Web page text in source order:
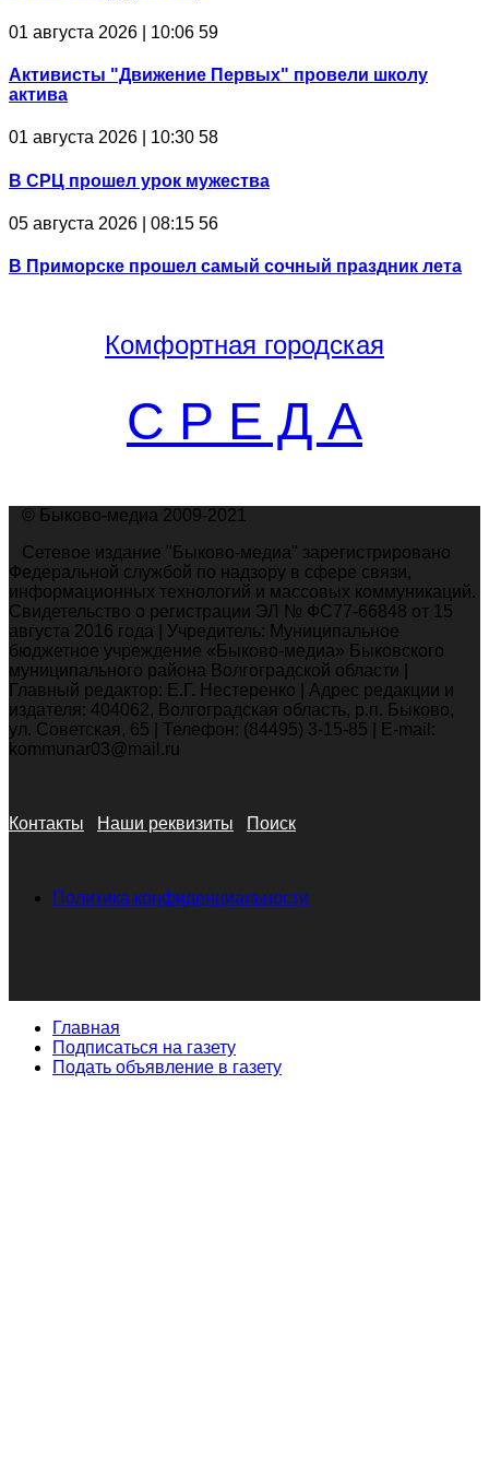
01 августа 2026 | 10:06 59
Активисты "Движение Первых" провели школу
актива
01 августа 2026 | 10:30 58
В СРЦ прошел урок мужества
05 августа 2026 | 08:15 56
В Приморске прошел самый сочный праздник лета
Комфортная городская
С Р Е Д А
© Быково-медиа 2009-2021
Сетевое издание "Быково-медиа" зарегистрировано
Федеральной службой по надзору в сфере связи,
информационных технологий и массовых коммуникаций.
Свидетельство о регистрации ЭЛ № ФС77-66848 от 15
августа 2016 года | Учредитель: Муниципальное
бюджетное учреждение «Быково-медиа» Быковского
муниципального района Волгоградской области |
Главный редактор: Е.Г. Нестеренко | Адрес редакции и
издателя: 404062, Волгоградская область, р.п. Быково,
ул. Советская, 65 | Телефон: (84495) 3-15-85 | E-mail:
kommunar03@mail.ru
Контакты Наши реквизиты Поиск
Политика конфиденциальности
Главная
Подписаться на газету
Подать объявление в газету